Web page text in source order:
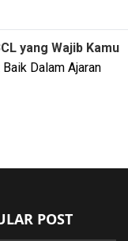
yang Wajib Kamu
Dalam Ajaran
POST